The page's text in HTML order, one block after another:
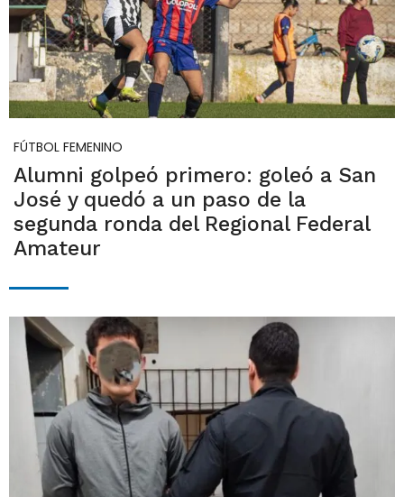
FÚTBOL FEMENINO
Alumni golpeó primero: goleó a San
José y quedó a un paso de la
segunda ronda del Regional Federal
Amateur